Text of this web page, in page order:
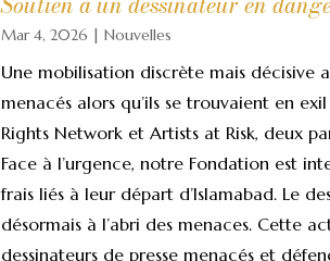
Mar 4, 2026 |Nouvelles
Une mobilisation discrète mais décisive
menacés alors qu’ils se trouvaient en
Rights Network et Artists at Risk, deux
Face à l’urgence, notre Fondation est
frais liés à leur départ d’Islamabad. Le
désormais à l’abri des menaces. Cette
dessinateurs de presse menacés et